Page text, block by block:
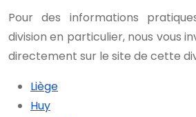
Pour des informations
division en particulier, nous vous
directement sur le site de cette
Liège
Huy